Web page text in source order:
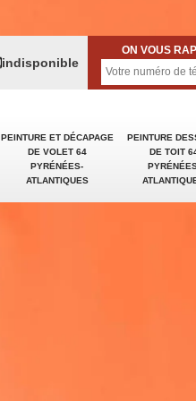
PEINTURE ET DÉCAPAGE
DE VOLET 64
PYRÉNÉES-
ATLANTIQUES
PEINTURE
DE TOIT
indisponible
ON VOUS